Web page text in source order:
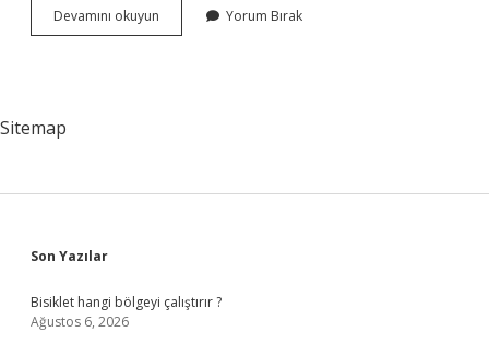
Devamını okuyun
Arşiv
Yorum Bırak
Sitemap
Sidebar
Son Yazılar
Bisiklet hangi bölgeyi çalıştırır ?
Ağustos 6, 2026